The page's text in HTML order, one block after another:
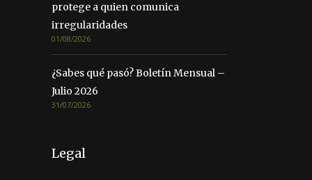
protege a quien comunica
irregularidades
01/08/2026
¿Sabes qué pasó? Boletín Mensual –
Julio 2026
31/07/2026
Legal